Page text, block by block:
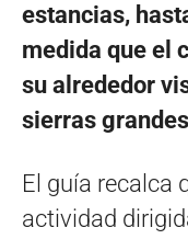
estancias,
medida que el
su alrededor
sierras
El guía recalca
actividad